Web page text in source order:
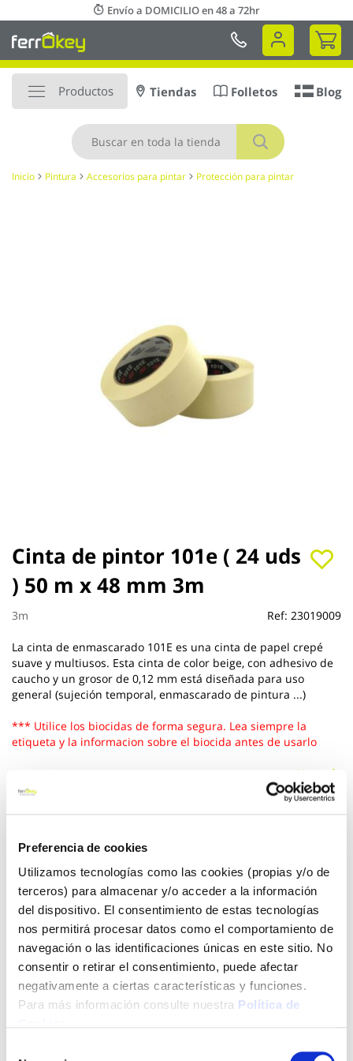
Preferencia de cookies
Utilizamos tecnologías como las cookies (propias y/o de
terceros) para almacenar y/o acceder a la información
del dispositivo. El consentimiento de estas tecnologías
nos permitirá procesar datos como el comportamiento de
navegación o las identificaciones únicas en este sitio. No
consentir o retirar el consentimiento, puede afectar
negativamente a ciertas características y funciones.
Para más información consulte nuestra Política de
al
contenido
Envío a DOMICILIO en 48 a 72hr
Mi
Productos
Buscar
Tiendas Folletos Blog
Inicio Pintura Accesorios para pintar Protección para pintar
Cinta de pintor 101e ( 24 uds
) 50 m x 48 mm 3m
3m Ref: 23019009
La cinta de enmascarado 101E es una cinta de papel crepé
suave y multiusos. Esta cinta de color beige, con adhesivo de
caucho y un grosor de 0,12 mm está diseñada para uso
general (sujeción temporal, enmascarado de pintura ...)
*** Utilice los biocidas de forma segura. Lea siempre la
etiqueta y la informacion sobre el biocida antes de usarlo
Ver más
66,40 €
Añadir al carrito
Click&Collect - Recogida gratis
en nuestras tiendas
Envío a domicilio:
5 días hábiles
Saltar
al
comienzo
de
la
de
imágenes